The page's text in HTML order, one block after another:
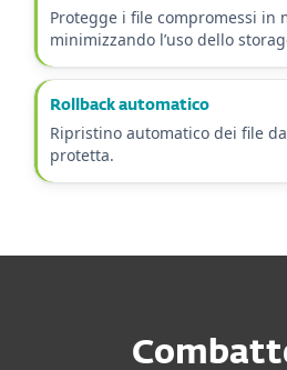
Protegge i file compromessi in
minimizzando l’uso dello
Rollback automatico
Ripristino automatico dei file
protetta.